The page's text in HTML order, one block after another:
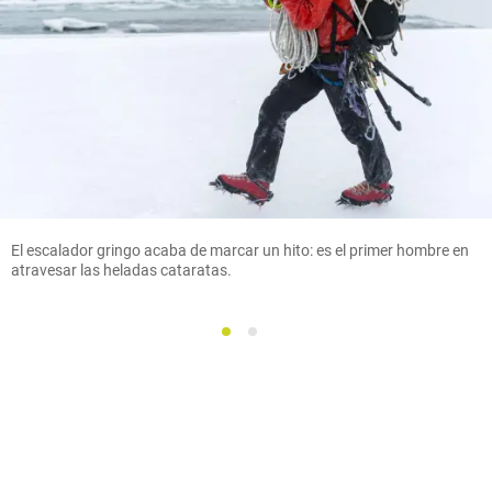
El escalador gringo acaba de marcar un hito: es el primer hombre en
atravesar las heladas cataratas.
1 2